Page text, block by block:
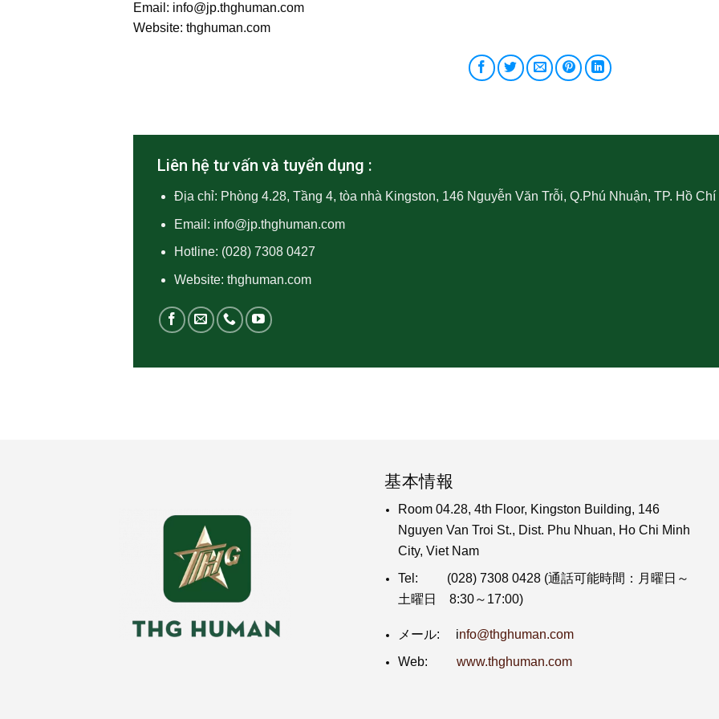
Email: info@jp.thghuman.com
Website: thghuman.com
Liên hệ tư vấn và tuyển dụng :
Địa chỉ: Phòng 4.28, Tầng 4, tòa nhà Kingston, 146 Nguyễn Văn Trỗi, Q.Phú Nhuận, TP. Hồ Chí
Email: info@jp.thghuman.com
Hotline: (028) 7308 0427
Website: thghuman.com
基本情報
Room 04.28, 4th Floor, Kingston Building, 146
Nguyen Van Troi St., Dist. Phu Nhuan, Ho Chi Minh
City, Viet Nam
Tel:
(028) 7308 0428 (通話可能時間：月曜日～
土曜日 8:30～17:00)
メール: info@thghuman.com
Web:www.thghuman.com